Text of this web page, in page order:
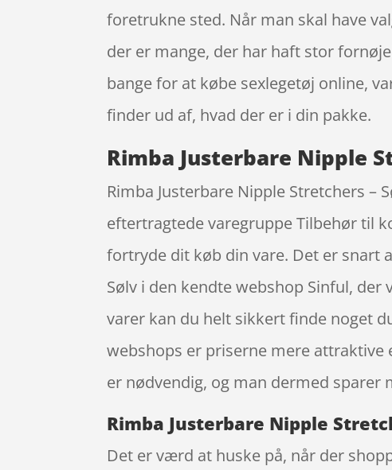
foretrukne sted. Når man skal have
der er mange, der har haft stor
bange for at købe sexlegetøj online,
finder ud af, hvad der er i din pakke.
Rimba Justerbare Nipple
Rimba Justerbare Nipple Stretchers
eftertragtede varegruppe Tilbehør til
fortryde dit køb din vare. Det er snart
Sølv i den kendte webshop Sinful,
varer kan du helt sikkert finde noget
webshops er priserne mere
er nødvendig, og man dermed sparer
Rimba Justerbare Nipple
Det er værd at huske på, når der